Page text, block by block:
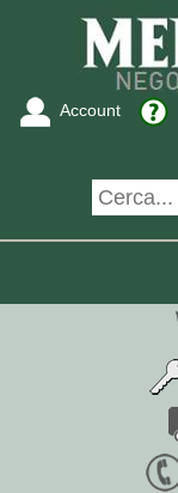
Account